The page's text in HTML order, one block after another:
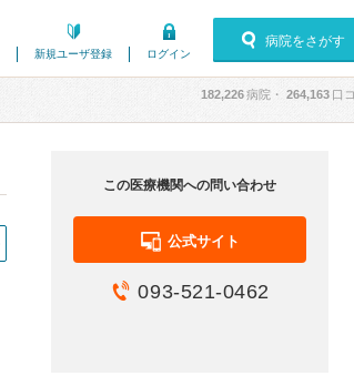
新規ユーザ登録 ログイン
病院をさがす
182,226病院・ 264,163 口
この医療機関への問い合わせ
公式サイト
093-521-0462